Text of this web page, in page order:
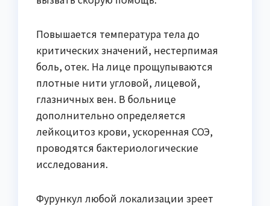
Повышается температура тела до
критических значений, нестерпимая
боль, отек. На лице прощупываются
плотные нити угловой, лицевой,
глазничных вен. В больнице
дополнительно определяется
лейкоцитоз крови, ускоренная СОЭ,
проводятся бактериологические
исследования.
Фурункул любой локализации зреет